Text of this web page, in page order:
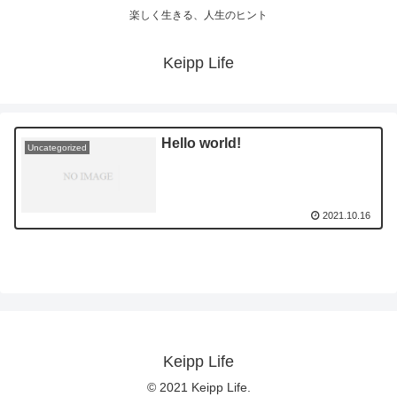
楽しく生きる、人生のヒント
Keipp Life
Uncategorized Hello world!
2021.10.16
Keipp Life
© 2021 Keipp Life.